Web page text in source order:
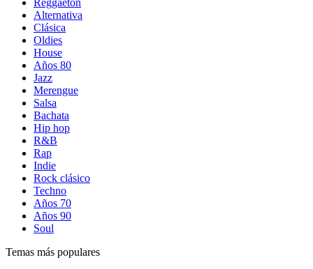
Reggaetón
Alternativa
Clásica
Oldies
House
Años 80
Jazz
Merengue
Salsa
Bachata
Hip hop
R&B
Rap
Indie
Rock clásico
Techno
Años 70
Años 90
Soul
Temas más populares